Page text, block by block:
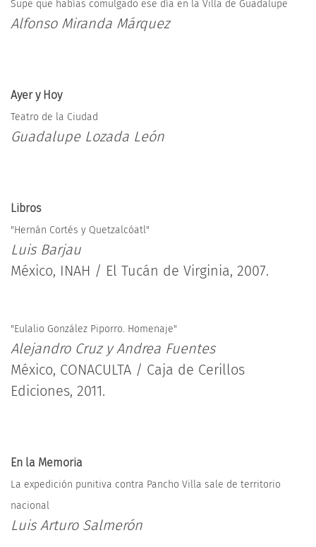
Supe que habías comulgado ese día en la Villa de Guadalupe
Alfonso Miranda Márquez
Ayer y Hoy
Teatro de la Ciudad
Guadalupe Lozada León
Libros
"Hernán Cortés y Quetzalcóatl"
Luis Barjau
México, INAH / El Tucán de Virginia, 2007.
"Eulalio González Piporro. Homenaje"
Alejandro Cruz y Andrea Fuentes
México, CONACULTA / Caja de Cerillos
Ediciones, 2011.
En la Memoria
La expedición punitiva contra Pancho Villa sale de territorio
nacional
Luis Arturo Salmerón